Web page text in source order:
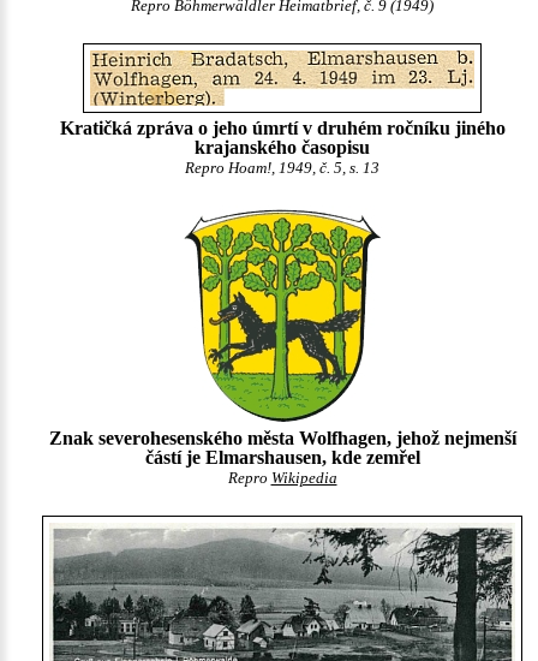
Repro Böhmerwäldler Heimatbrief, č. 9 (1949)
Kratičká zpráva o jeho úmrtí v druhém ročníku jiného
krajanského časopisu
Repro Hoam!, 1949, č. 5, s. 13
Znak severohesenského města Wolfhagen, jehož nejmenší
částí je Elmarshausen, kde zemřel
Repro Wikipedia